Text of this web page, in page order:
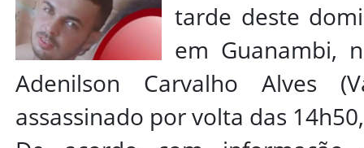
tarde deste
em Guanambi,
Adenilson Carvalho Alves
assassinado por volta das